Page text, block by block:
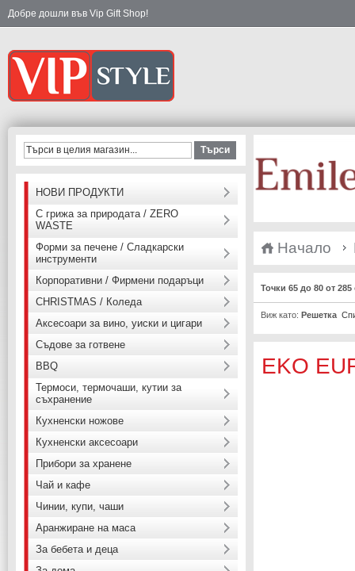
Добре дошли във Vip Gift Shop!
Начало
Точки 65 до 80 от
Виж като: Решетка
EKO
Търси
НОВИ ПРОДУКТИ
С грижа за природата / ZERO
WASTE
Форми за печене / Сладкарски
инструменти
Корпоративни / Фирмени подаръци
CHRISTMAS / Коледа
Аксесоари за вино, уиски и цигари
Съдове за готвене
BBQ
Термоси, термочаши, кутии за
съхранение
Кухненски ножове
Кухненски аксесоари
Прибори за хранене
Чай и кафе
Чинии, купи, чаши
Аранжиране на маса
За бебета и деца